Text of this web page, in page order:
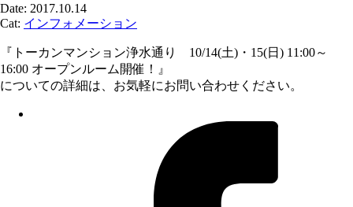
Date: 2017.10.14
Cat: インフォメーション
『トーカンマンション浄水通り 10/14(土)・15(日) 11:00～
16:00 オープンルーム開催！』
についての詳細は、お気軽にお問い合わせください。